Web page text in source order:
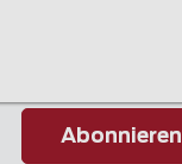
Abonnieren